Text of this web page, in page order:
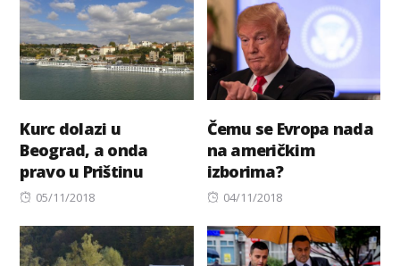
Kurc dolazi u
Beograd, a onda
pravo u Prištinu
Posted
05/11/2018
Čemu se Evropa nada
na američkim
izborima?
Posted
04/11/2018